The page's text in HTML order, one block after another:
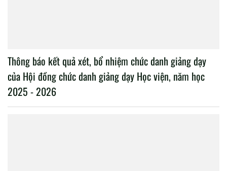
Thông báo kết quả xét, bổ nhiệm chức danh giảng dạy
của Hội đồng chức danh giảng dạy Học viện, năm học
2025 - 2026